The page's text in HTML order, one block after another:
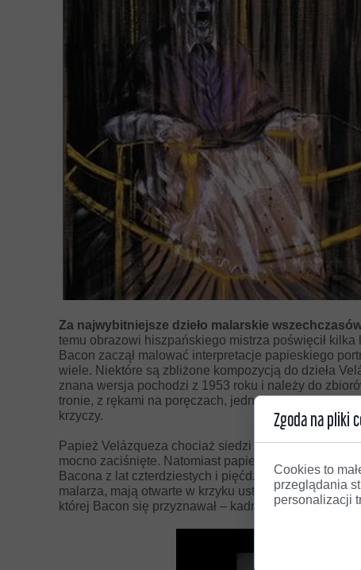
Za najwybitniejsze dzieło malarskie
temu obrazowi hiszpańskiego mistrza poświęcił kilka
Bacon zaczął malować interpretacje papieskiego
wiele. Niektóre są zbliżone kompozycją do dzieła
znana wersja pochodzi z 1953 roku i należy do
tronie, z rękami na poręczach, jednak nie patrzy
krzyczy.
Papież Velázqueza chociaż siedzi mocno rozparty
mocno zaciśnięte. Natomiast papież Bacona nie
Bacona z lat czterdziestych i pięćdziesiątych. Wiele
malarza, mają otwarte w krzyku usta z obnażonymi
której Bacon się przyznawał – kadr z filmu Siergieja
Zgoda na pliki
Cookies to
przeglądania
personalizacji